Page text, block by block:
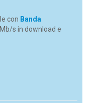
con Banda
s in download e